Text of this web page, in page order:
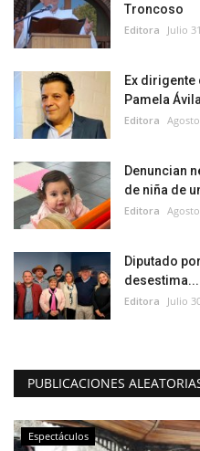
Troncoso
Editora Julio
Ex dirigente
Pamela
Editora
Denuncian
de niña de
Editora
Diputado
desestima...
Editora Julio
PUBLICACIONES
Espectáculos